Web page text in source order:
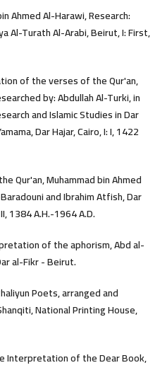
Ahmed Al-Harawi, Research:
Al-Turath Al-Arabi, Beirut, I: First,
of the verses of the Qur'an,
by: Abdullah Al-Turki, in
and Islamic Studies in Dar
Dar Hajar, Cairo, I: I, 1422
Qur'an, Muhammad bin Ahmed
and Ibrahim Atfish, Dar
1384 A.H.-1964 A.D.
of the aphorism, Abd al-
al-Fikr - Beirut.
Poets, arranged and
National Printing House,
Interpretation of the Dear Book,